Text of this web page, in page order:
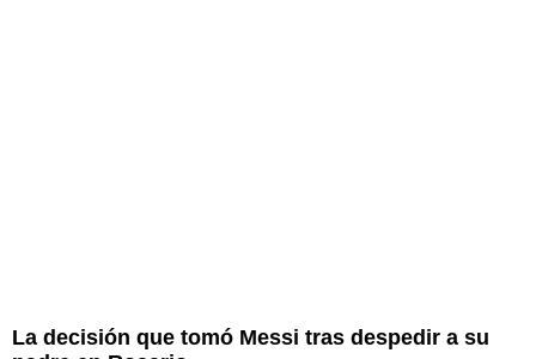
La decisión que tomó Messi tras despedir a su